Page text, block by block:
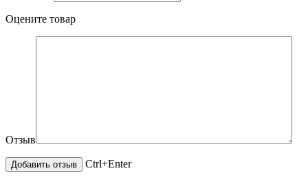
Оцените товар
Отзыв
Ctrl+Enter